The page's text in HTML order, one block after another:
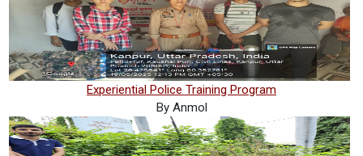
Experiential Police Training Program
By Anmol